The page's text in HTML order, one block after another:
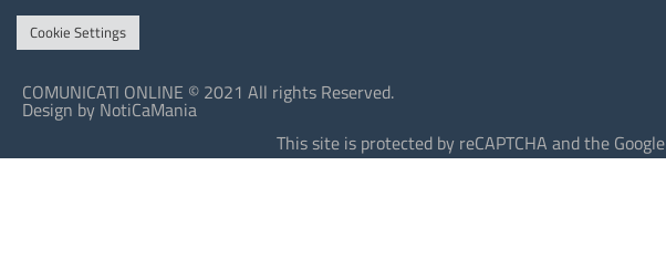
Cookie Settings
COMUNICATI ONLINE © 2021 All rights Reserved.
Design by NotiCaMania
This site is protected by reCAPTCHA and the Google